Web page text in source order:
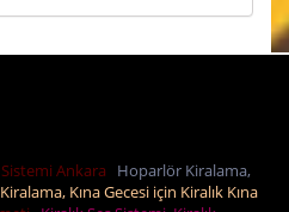
Sistemi Ankara
Hoparlör Kiralama,
Kına Gecesi için Kiralık Kına